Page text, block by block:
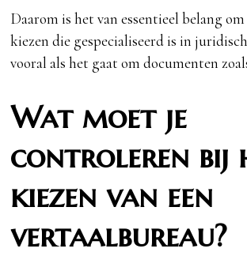
Daarom is het van essentieel belang
kiezen die gespecialiseerd is in
vooral als het gaat om documenten
Wat moet je
controleren bij
kiezen van een
vertaalbureau?